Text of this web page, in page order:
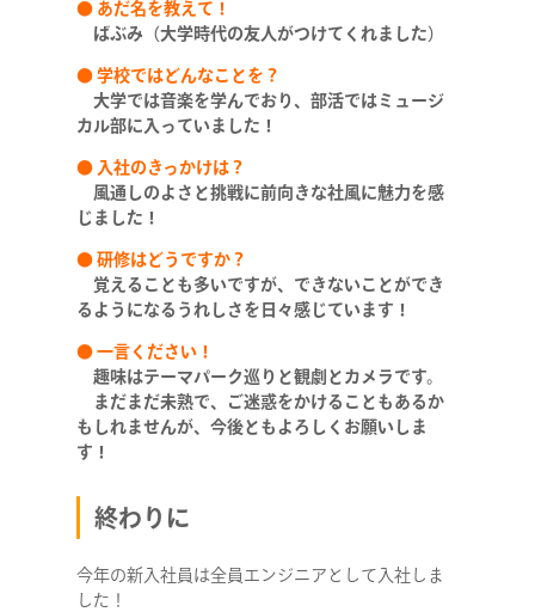
SERVICE
STAFF BLOG
NEWS
CONTACT
● あだ名を教えて！
ばぶみ（大学時代の友人がつけてくれました）
● 学校ではどんなことを？
大学では音楽を学んでおり、部活ではミュージ
カル部に入っていました！
● 入社のきっかけは？
風通しのよさと挑戦に前向きな社風に魅力を感
じました！
● 研修はどうですか？
覚えることも多いですが、できないことができ
るようになるうれしさを日々感じています！
● 一言ください！
趣味はテーマパーク巡りと観劇とカメラです。
まだまだ未熟で、ご迷惑をかけることもあるか
もしれませんが、今後ともよろしくお願いしま
す！
終わりに
今年の新入社員は全員エンジニアとして入社しま
した！